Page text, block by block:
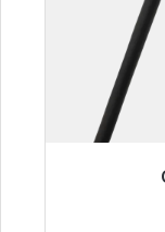
Pronto